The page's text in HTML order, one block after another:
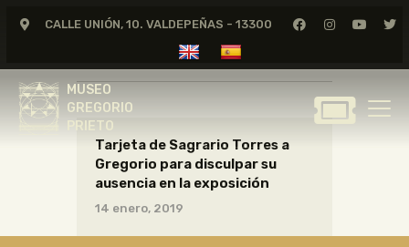
CALLE UNIÓN, 10. VALDEPEÑAS - 13300
MUSEO
GREGORIO
PRIETO
MUSEO
GREGORIO
GREGORIO PRIETO
MUSEO
ARCHIVO
CERTAMEN DE DIBUJO
Tarjeta de Sagrario Torres a
Gregorio para disculpar su
ausencia en la exposición
14 enero, 2019